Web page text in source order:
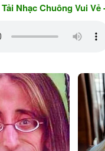
Vui Vẻ - NĂM